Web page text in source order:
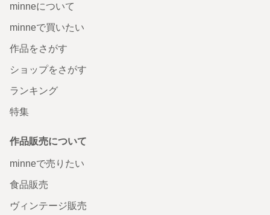
minneについて
minneで買いたい
作品をさがす
ショップをさがす
ランキング
特集
作品販売について
minneで売りたい
食品販売
ヴィンテージ販売